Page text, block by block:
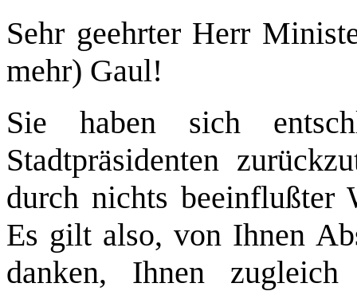
Sehr geehrter Herr
mehr) Gaul!
Sie haben sich
Stadtpräsidenten
durch nichts beeinflußter
Es gilt also, von Ihnen
danken, Ihnen